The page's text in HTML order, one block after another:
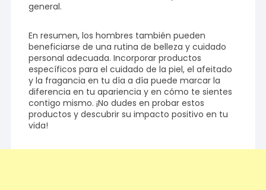
general.
En resumen, los hombres también pueden
beneficiarse de una rutina de belleza y cuidado
personal adecuada. Incorporar productos
específicos para el cuidado de la piel, el afeitado
y la fragancia en tu día a día puede marcar la
diferencia en tu apariencia y en cómo te sientes
contigo mismo. ¡No dudes en probar estos
productos y descubrir su impacto positivo en tu
vida!